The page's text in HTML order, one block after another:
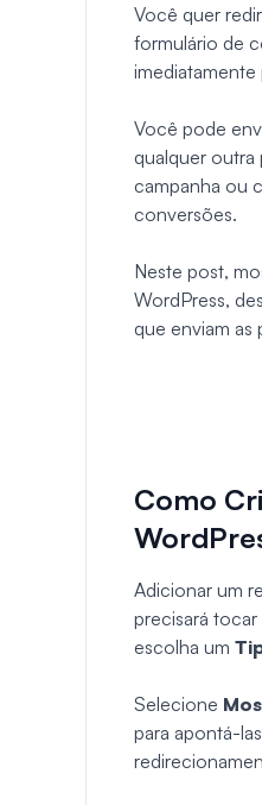
Você quer
formulário de
Você pode
qualquer
campanha ou
conversões.
Neste post,
WordPress,
que enviam as
Como
Adicionar um
precisará
escolha um
Selecione
para apontá-